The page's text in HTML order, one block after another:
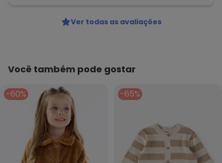
Ver todas as avaliações
Você também pode gostar
-60% -65%